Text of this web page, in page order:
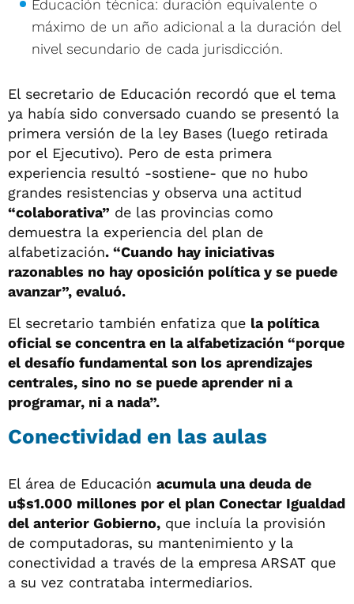
Educación técnica: duración equivalente o
máximo de un año adicional a la duración del
nivel secundario de cada jurisdicción.
El secretario de Educación recordó que el tema
ya había sido conversado cuando se presentó la
primera versión de la ley Bases (luego retirada
por el Ejecutivo). Pero de esta primera
experiencia resultó -sostiene- que no hubo
grandes resistencias y observa una actitud
“colaborativa” de las provincias como
demuestra la experiencia del plan de
alfabetización. “Cuando hay iniciativas
razonables no hay oposición política y se puede
avanzar”, evaluó.
El secretario también enfatiza que la política
oficial se concentra en la alfabetización “porque
el desafío fundamental son los aprendizajes
centrales, sino no se puede aprender ni a
programar, ni a nada”.
Conectividad en las aulas
El área de Educación acumula una deuda de
u$s1.000 millones por el plan Conectar Igualdad
del anterior Gobierno, que incluía la provisión
de computadoras, su mantenimiento y la
conectividad a través de la empresa ARSAT que
a su vez contrataba intermediarios.